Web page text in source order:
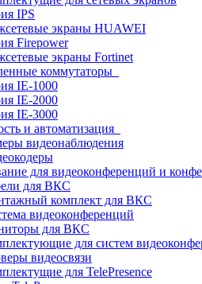
IPS
экраны HUAWEI
Firepower
экраны Fortinet
коммутаторы
IE-1000
IE-2000
IE-3000
и автоматизация
видеонаблюдения
для видеоконференций и
для ВКС
комплект для ВКС
видеоконференций
для ВКС
для систем
видеосвязи
для TelePresence